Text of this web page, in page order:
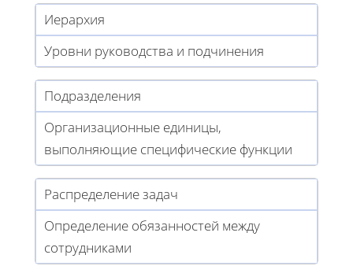
Иерархия
Уровни руководства и подчинения
Подразделения
Организационные единицы,
выполняющие специфические функции
Распределение задач
Определение обязанностей между
сотрудниками